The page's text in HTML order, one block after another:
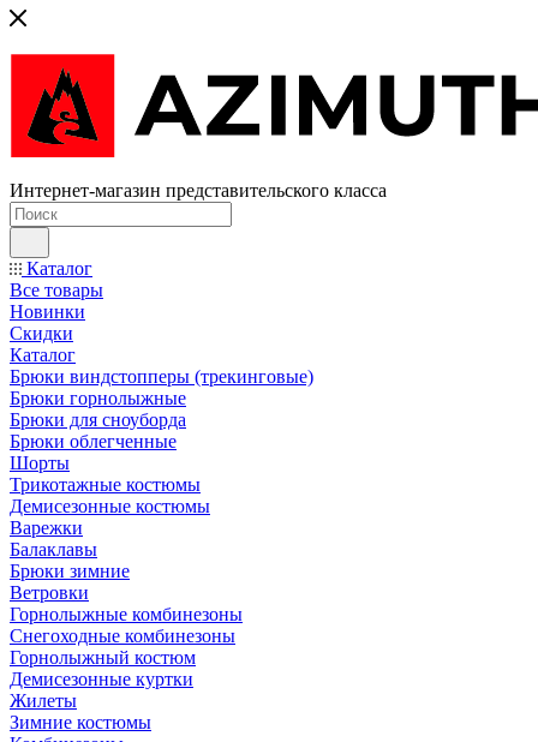
Интернет-магазин представительского класса
Каталог
Все товары
Новинки
Скидки
Каталог
Брюки виндстопперы (трекинговые)
Брюки горнолыжные
Брюки для сноуборда
Брюки облегченные
Шорты
Трикотажные костюмы
Демисезонные костюмы
Варежки
Балаклавы
Брюки зимние
Ветровки
Горнолыжные комбинезоны
Снегоходные комбинезоны
Горнолыжный костюм
Демисезонные куртки
Жилеты
Зимние костюмы